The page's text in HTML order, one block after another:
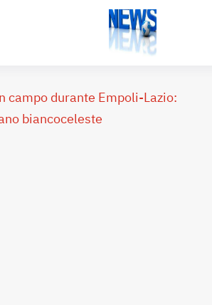
campo durante Empoli-Lazio:
biancoceleste